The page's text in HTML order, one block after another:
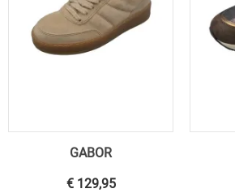
GABOR
€ 129,95